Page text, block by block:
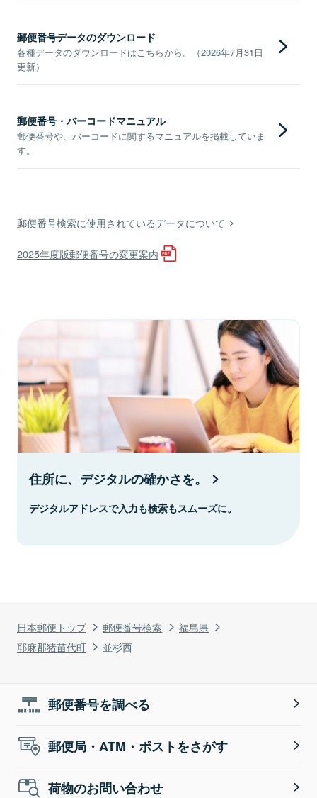
日本郵便トップ 郵便番号検索
福島県
耶麻郡猪苗代町
並杉西
郵便番号データのダウンロード
各種データのダウンロードはこちらから。（2026年7月31日
更新）
郵便番号・バーコードマニュアル
郵便番号や、バーコードに関するマニュアルを掲載していま
す。
郵便番号検索に使用されているデータについて
2025年度版郵便番号の変更案内
住所に、デジタルの確かさを。
デジタルアドレスで入力も検索もスムーズに。
郵便番号を調べる
郵便局・ATM・ポストをさがす
荷物のお問い合わせ